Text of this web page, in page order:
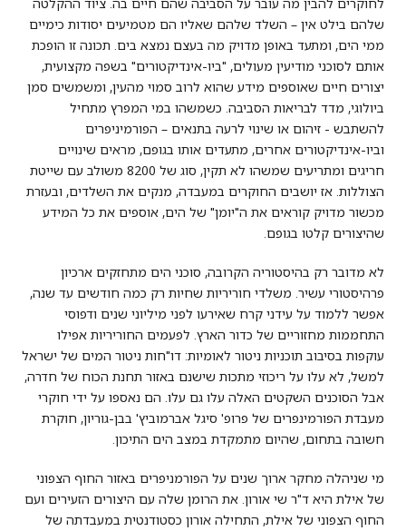
שלהם בילט אין – השלד שלהם שאליו הם מטמיעים יסודות כימיים
ממי הים, ומתעד באופן מדויק מה בעצם נמצא בים. תכונה זו הופכת
אותם לסוכני מודיעין מעולים, "ביו-אינדיקטורים" בשפה מקצועית,
יצורים חיים שאוספים מידע שהוא לרוב סמוי מהעין, ומשמשים סמן
ביולוגי, מדד לבריאות הסביבה. כשמשהו במי המפרץ מתחיל
להשתבש - זיהום או שינוי לרעה בתנאים – הפורמיניפרים
וביו-אינדיקטורים אחרים, מתעדים אותו בגופם, מראים שינויים
חריגים ומתריעים שמשהו לא תקין, סוג של 8200 משולב עם שייטת
הצוללות. אז יושבים החוקרים במעבדה, מנקים את השלדים, ובעזרת
מכשור מדויק קוראים את ה"יומן" של הים, אוספים את כל המידע
שהיצורים קלטו בגופם.
לא מדובר רק בהיסטוריה הקרובה, סוכני הים מתחזקים ארכיון
פרהיסטורי עשיר. משלדי חוריריות שחיות רק כמה חודשים עד שנה,
אפשר ללמוד על עידני קרח שאירעו לפני מיליוני שנים ודפוסי
התחממות מחזוריים של כדור הארץ. לפעמים החוריריות אפילו
עוקפות בסיבוב תוכניות ניטור לאומיות: דו"חות ניטור המים של ישראל
למשל, לא עלו על ריכוזי מתכות שישנם באזור תחנת הכוח של חדרה,
אבל הסוכנים השקטים האלה עלו גם עלו. הם נאספו על ידי חוקרי
מעבדת הפורמינפרים של פרופ' סיגל אברמוביץ' בבן-גוריון, חוקרת
חשובה בתחום, שהיום מתמקדת במצב הים התיכון.
מי שניהלה מחקר ארוך שנים על הפורמניפרים באזור החוף הצפוני
של אילת היא ד"ר שי אורון. את הרומן שלה עם היצורים הזעירים ועם
החוף הצפוני של אילת, התחילה אורון כסטודנטית במעבדתה של